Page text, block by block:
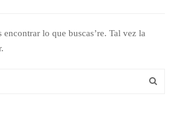
encontrar lo que buscas’re. Tal vez la